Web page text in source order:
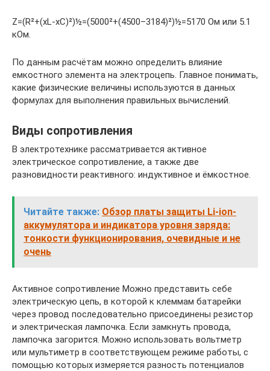
Z=(R²+(xL-xC)²)½=(5000²+(4500–3184)²)½=5170 Ом или 5.1
кОм.
По данным расчётам можно определить влияние
емкостного элемента на электроцепь. Главное понимать,
какие физические величины используются в данных
формулах для выполнения правильных вычислений.
Виды сопротивления
В электротехнике рассматривается активное
электрическое сопротивление, а также две
разновидности реактивного: индуктивное и ёмкостное.
Читайте также: Обзор платы защиты Li-ion-
аккумулятора и индикатора уровня заряда:
тонкости функционирования, очевидные и не
очень
Активное сопротивление Можно представить себе
электрическую цепь, в которой к клеммам батарейки
через провод последовательно присоединены резистор
и электрическая лампочка. Если замкнуть провода,
лампочка загорится. Можно использовать вольтметр
или мультиметр в соответствующем режиме работы, с
помощью которых измеряется разность потенциалов